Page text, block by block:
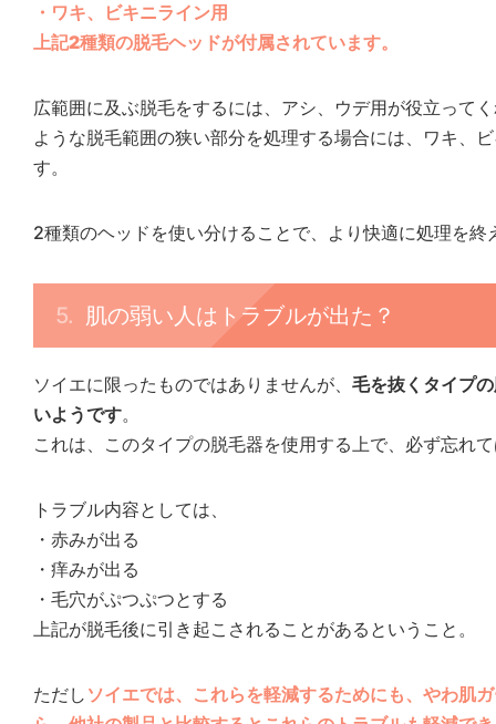
・ワキ、ビキニライン用
上記2種類の脱毛ヘッドが付属されています。
広範囲に及ぶ脱毛をするには、アシ、ウデ用が役立って
ような脱毛範囲の狭い部分を処理する場合には、ワキ、
す。
2種類のヘッドを使い分けることで、より快適に処理を
肌の弱い人はトラブルが出た？
ソイエに限ったものではありませんが、 毛を抜くタイプ
いようです。
これは、このタイプの脱毛器を使用する上で、必ず忘れ
トラブル内容としては、
・赤みが出る
・痒みが出る
・毛穴がぷつぷつとする
上記が脱毛後に引き起こされることがあるということ。
ただし ソイエでは、これらを軽減するためにも、やわ肌